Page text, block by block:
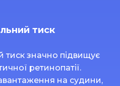
тиск
тиск значно підвищує
ретинопатії.
на судини,